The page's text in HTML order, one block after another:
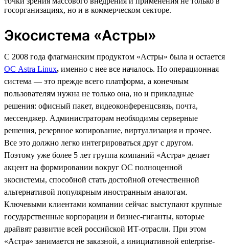
госорганизациях, но и в коммерческом секторе.
Экосистема «Астры»
С 2008 года флагманским продуктом «Астры» была и остается
ОС Astra Linux, именно с нее все началось. Но операционная
система — это прежде всего платформа, а конечным
пользователям нужна не только она, но и прикладные
решения: офисный пакет, видеоконференцсвязь, почта,
мессенджер. Администраторам необходимы серверные
решения, резервное копирование, виртуализация и прочее.
Все это должно легко интегрироваться друг с другом.
Поэтому уже более 5 лет группа компаний «Астра» делает
акцент на формировании вокруг ОС полноценной
экосистемы, способной стать достойной отечественной
альтернативой популярным иностранным аналогам.
Ключевыми клиентами компании сейчас выступают крупные
государственные корпорации и бизнес-гиганты, которые
драйвят развитие всей российской ИТ-отрасли. При этом
«Астра» занимается не заказной, а инициативной enterprise-